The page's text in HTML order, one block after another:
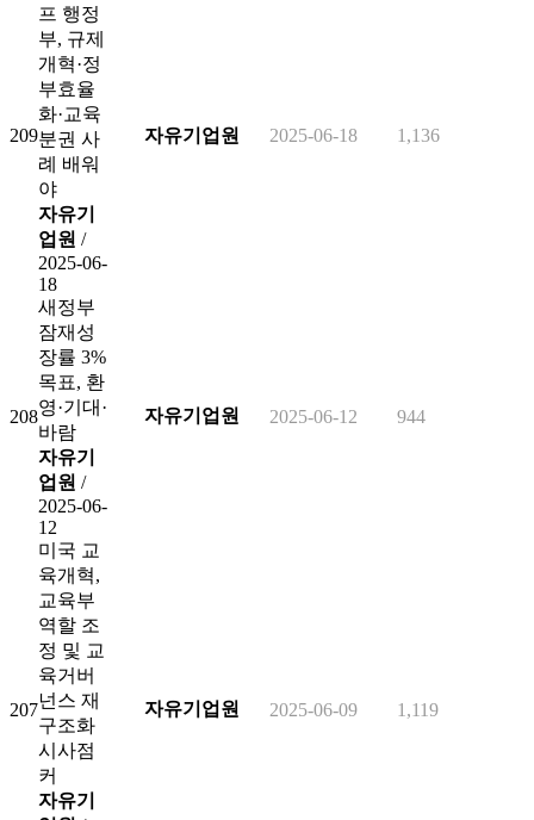
209
프 행정
부, 규제
개혁·정
부효율
화·교육
분권 사
례 배워
야
자유기
업원 /
2025-06-
18
자유기업원 2025-06-18 1,136
208
새정부
잠재성
장률 3%
목표, 환
영·기대·
바람
자유기
업원 /
2025-06-
12
자유기업원 2025-06-12 944
207
미국 교
육개혁,
교육부
역할 조
정 및 교
육거버
넌스 재
구조화
시사점
커
자유기
자유기업원 2025-06-09 1,119